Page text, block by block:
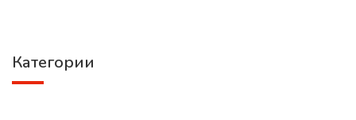
Категории